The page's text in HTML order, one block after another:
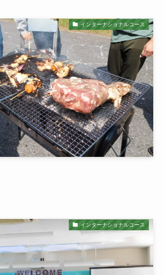
インターナショナルコース
インターナショナルコース